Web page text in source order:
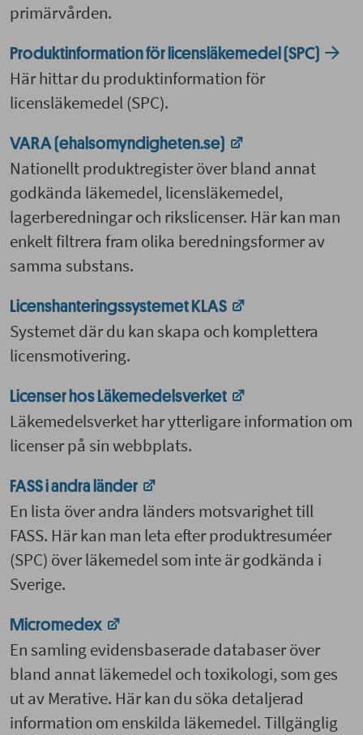
primärvården.
Produktinformation för licensläkemedel (SPC)
Här hittar du produktinformation för
licensläkemedel (SPC).
VARA (ehalsomyndigheten.se)
Nationellt produktregister över bland annat
godkända läkemedel, licensläkemedel,
lagerberedningar och rikslicenser. Här kan man
enkelt filtrera fram olika beredningsformer av
samma substans.
Licenshanteringssystemet KLAS
Systemet där du kan skapa och komplettera
licensmotivering.
Licenser hos Läkemedelsverket
Läkemedelsverket har ytterligare information om
licenser på sin webbplats.
FASS i andra länder
En lista över andra länders motsvarighet till
FASS. Här kan man leta efter produktresuméer
(SPC) över läkemedel som inte är godkända i
Sverige.
Micromedex
En samling evidensbaserade databaser över
bland annat läkemedel och toxikologi, som ges
ut av Merative. Här kan du söka detaljerad
information om enskilda läkemedel. Tillgänglig